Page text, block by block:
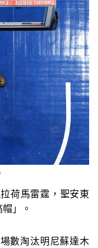
荷馬雷霆，聖安東
」。
數淘汰明尼蘇達木